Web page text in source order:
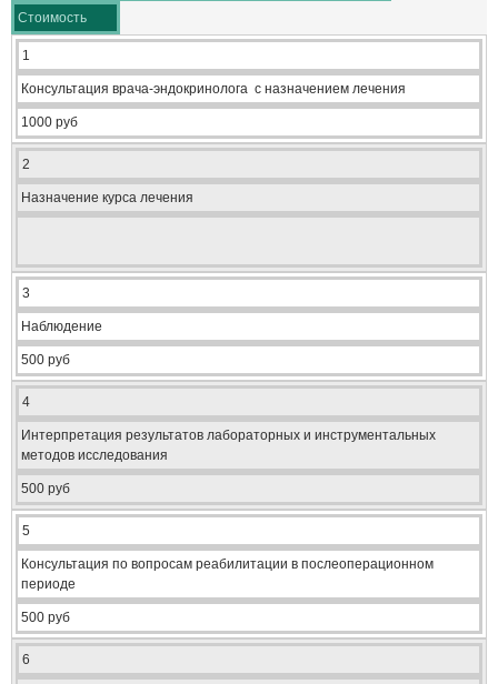
Стоимость
1
Консультация врача-эндокринолога с назначением лечения
1000 руб
2
Назначение курса лечения
3
Наблюдение
500 руб
4
Интерпретация результатов лабораторных и инструментальных
методов исследования
500 руб
5
Консультация по вопросам реабилитации в послеоперационном
периоде
500 руб
6